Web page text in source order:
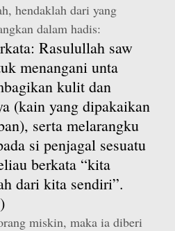
hendaklah dari yang
dalam hadis:
Rasulullah saw
menangani unta
kulit dan
(kain yang dipakaikan
serta melarangku
si penjagal sesuatu
berkata “kita
dari kita sendiri”.
miskin, maka ia diberi